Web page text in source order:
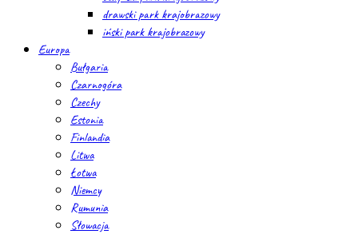
drawski park krajobrazowy
iński park krajobrazowy
Europa
Bułgaria
Czarnogóra
Czechy
Estonia
Finlandia
Litwa
Łotwa
Niemcy
Rumunia
Słowacja